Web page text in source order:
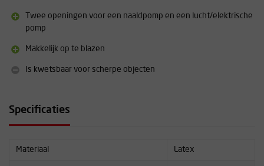
Twee openingen voor een naaldpomp en een lucht/elektrische
pomp
Makkelijk op te blazen
Is kwetsbaar voor scherpe objecten
Specificaties
Materiaal Latex